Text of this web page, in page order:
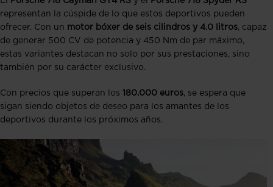
representan la cúspide de lo que estos deportivos pueden
ofrecer. Con un motor bóxer de seis cilindros y 4.0 litros, capaz
de generar 500 CV de potencia y 450 Nm de par máximo,
estas variantes destacan no solo por sus prestaciones, sino
también por su carácter exclusivo.
Con precios que superan los 180.000 euros, se espera que
sigan siendo objetos de deseo para los amantes de los
deportivos durante los próximos años.